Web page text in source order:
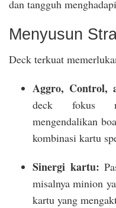
dan tangguh
Menyusun
Deck terkuat
Aggro, Control,
deck fokus
mengendalikan
kombinasi kartu
Sinergi kartu:
misalnya minion
kartu yang